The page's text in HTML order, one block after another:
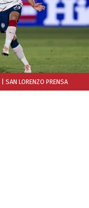
| SAN LORENZO PRENSA